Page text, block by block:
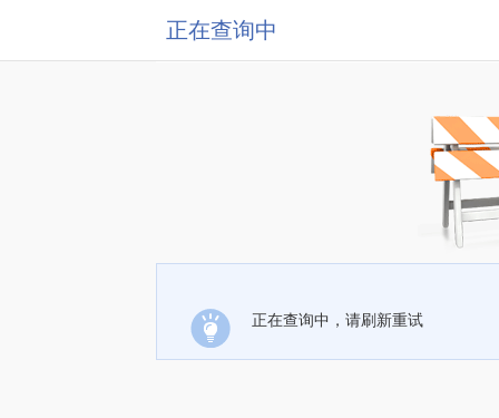
正在查询中
正在查询中，请刷新重试